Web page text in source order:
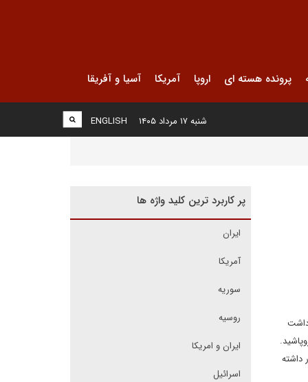
پرونده هسته ای اروپا آمریکا آسیا و آفریقا
ENGLISH شنبه ۱۷ مرداد ۱۴۰۵
داشته
پر کاربرد ترین کلید واژه ها
ایران
آمریکا
سوریه
روسیه
ایران و امریکا
اسرائیل